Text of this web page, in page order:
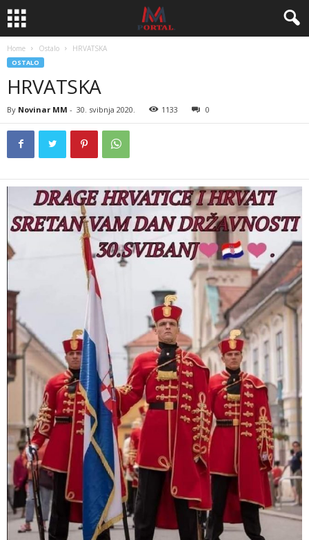
Home Ostalo HRVATSKA
OSTALO
HRVATSKA
By Novinar MM - 30. svibnja 2020. 1133 0